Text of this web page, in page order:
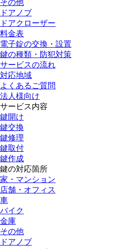
その他
ドアノブ
ドアクローザー
料金表
電子錠の交換・設置
鍵の種類・防犯対策
サービスの流れ
対応地域
よくあるご質問
法人様向け
サービス内容
鍵開け
鍵交換
鍵修理
鍵取付
鍵作成
鍵の対応箇所
家・マンション
店舗・オフィス
車
バイク
金庫
その他
ドアノブ